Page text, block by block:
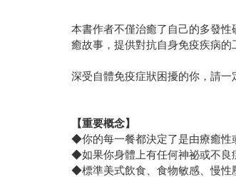
本書作者不僅治癒了自己的多發
癒故事，提供對抗自身免疫疾病的
深受自體免疫症狀困擾的你，請一
【重要概念】
◆你的每一餐都決定了是由療癒性
◆如果你身體上有任何神祕或不良
◆標準美式飲食、食物敏感、慢性